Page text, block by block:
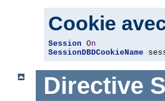
Cookie
Session On
SessionDBDCookieName
Directive